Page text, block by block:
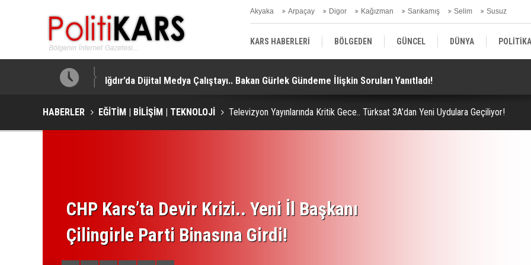
Akyaka Arpaçay Digor Kağızman Sarıkamış Selim Susuz
KARS HABERLERİ BÖLGEDEN GÜNCEL DÜNYA POLİTİKA
EKONOMİ | FİNANS | OTOMOTİV KÜLTÜR | SANAT | MAGAZİN
Iğdır’da Dijital Medya Çalıştayı.. Bakan Gürlek Gündeme İlişkin Soruları Yanıtladı!
HABERLER EĞİTİM | BİLİŞİM | TEKNOLOJİ Televizyon Yayınlarında Kritik Gece.. Türksat 3A’dan Yeni Uydulara Geçiliyor!
CHP Kars’ta Devir Krizi.. Yeni İl Başkanı
Çilingirle Parti Binasına Girdi!